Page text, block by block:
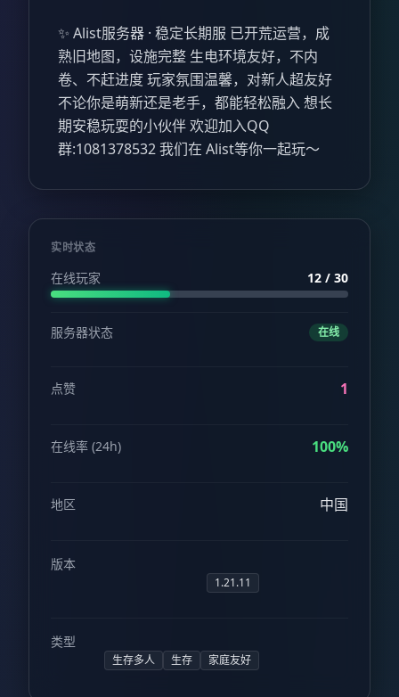
✨ Alist服务器 · 稳定长期服 已开荒运营，成
熟旧地图，设施完整 生电环境友好，不内
卷、不赶进度 玩家氛围温馨，对新人超友好
不论你是萌新还是老手，都能轻松融入 想长
期安稳玩耍的小伙伴 欢迎加入QQ
群:1081378532 我们在 Alist等你一起玩～
实时状态
在线玩家 12 / 30
服务器状态 在线
点赞 1
在线率 (24h) 100%
地区 中国
版本
1.21.11
类型
生存多人 生存 家庭友好